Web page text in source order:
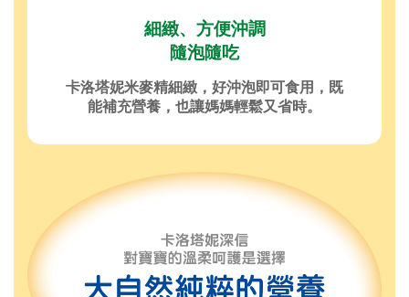
細緻、方便沖調
隨泡隨吃
卡洛塔妮米麥精細緻，好沖泡即可食用，既
能補充營養，也讓媽媽輕鬆又省時。